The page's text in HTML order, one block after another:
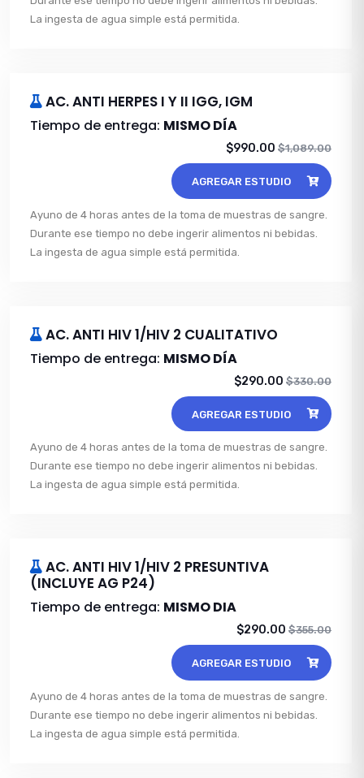
La ingesta de agua simple está permitida.
AC. ANTI HERPES I Y II IGG, IGM
Tiempo de entrega: MISMO DÍA
$990.00 $1,089.00
AGREGAR ESTUDIO
Ayuno de 4 horas antes de la toma de muestras de sangre.
Durante ese tiempo no debe ingerir alimentos ni bebidas.
La ingesta de agua simple está permitida.
AC. ANTI HIV 1/HIV 2 CUALITATIVO
Tiempo de entrega: MISMO DÍA
$290.00 $330.00
AGREGAR ESTUDIO
Ayuno de 4 horas antes de la toma de muestras de sangre.
Durante ese tiempo no debe ingerir alimentos ni bebidas.
La ingesta de agua simple está permitida.
AC. ANTI HIV 1/HIV 2 PRESUNTIVA
(INCLUYE AG P24)
Tiempo de entrega: MISMO DIA
$290.00 $355.00
AGREGAR ESTUDIO
Ayuno de 4 horas antes de la toma de muestras de sangre.
Durante ese tiempo no debe ingerir alimentos ni bebidas.
La ingesta de agua simple está permitida.